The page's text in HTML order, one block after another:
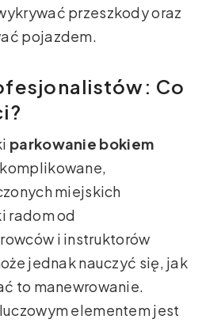
przeszkody oraz
pojazdem.
Co
parkowanie bokiem
miejskich
radom od
i instruktorów
jednak nauczyć się, jak
to manewrowanie.
elementem jest